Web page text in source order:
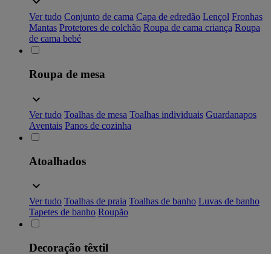
Ver tudo Conjunto de cama Capa de edredão Lençol Fronhas
Mantas Protetores de colchão Roupa de cama criança Roupa
de cama bebé
Roupa de mesa
Ver tudo Toalhas de mesa Toalhas individuais Guardanapos
Aventais Panos de cozinha
Atoalhados
Ver tudo Toalhas de praia Toalhas de banho Luvas de banho
Tapetes de banho Roupão
Decoração têxtil